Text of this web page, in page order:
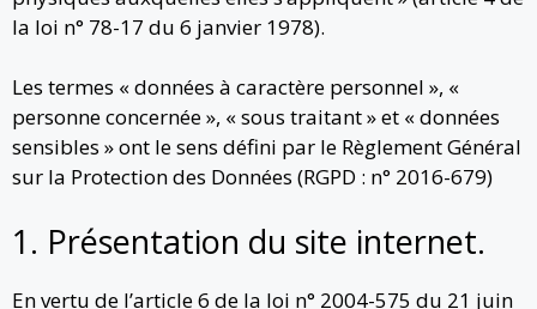
la loi n° 78-17 du 6 janvier 1978).
Les termes « données à caractère personnel », «
personne concernée », « sous traitant » et « données
sensibles » ont le sens défini par le Règlement Général
sur la Protection des Données (RGPD : n° 2016-679)
1. Présentation du site internet.
En vertu de l’article 6 de la loi n° 2004-575 du 21 juin